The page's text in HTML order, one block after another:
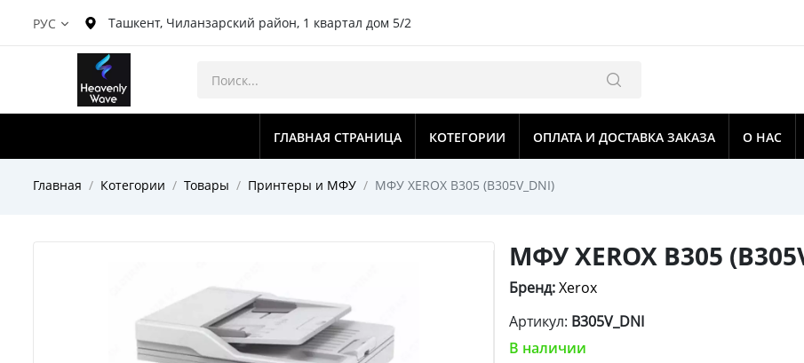
РУС Ташкент, Чиланзарский район, 1 квартал дом 5/2
ГЛАВНАЯ СТРАНИЦА КОТЕГОРИИ ОПЛАТА И ДОСТАВКА ЗАКАЗА О НАС
Главная Котегории Товары Принтеры и МФУ МФУ XEROX B305 (B305V_DNI)
МФУ XEROX B305
Бренд:Xerox
Артикул: B305V_DNI
В наличии